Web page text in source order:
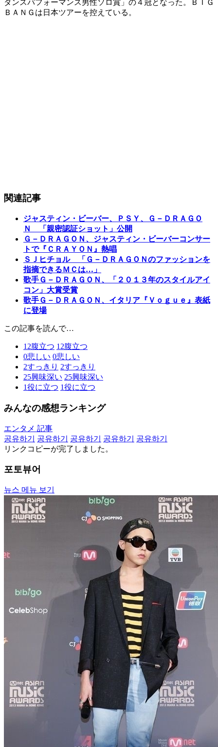
ダンスパフォーマンス男性ソロ賞」の４冠となった。ＢＩＧ
ＢＡＮＧは日本ツアーを控えている。
関連記事
ジャスティン・ビーバー、ＰＳＹ、Ｇ－ＤＲＡＧＯ
Ｎ 「親密認証ショット」公開
Ｇ－ＤＲＡＧＯＮ、ジャスティン・ビーバーコンサー
トで『ＣＲＡＹＯＮ』熱唱
ＳＪヒチョル 「Ｇ－ＤＲＡＧＯＮのファッションを
指摘できるＭＣは…」
歌手Ｇ－ＤＲＡＧＯＮ、「２０１３年のスタイルアイ
コン」大賞受賞
歌手Ｇ－ＤＲＡＧＯＮ、イタリア『Ｖｏｇｕｅ』表紙
に登場
この記事を読んで…
12腹立つ 12腹立つ
0悲しい 0悲しい
2すっきり 2すっきり
25興味深い 25興味深い
1役に立つ 1役に立つ
みんなの感想ランキング
エンタメ 記事
공유하기
공유하기 공유하기 공유하기
공유하기
リンクコピーが完了しました。
포토뷰어
뉴스 메뉴 보기